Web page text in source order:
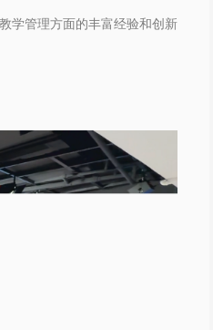
教学管理方面的丰富经验和创新